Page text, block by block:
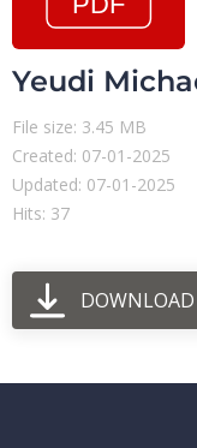
Yeudi
File size: 3.45 MB
Created: 07-01-2025
Updated: 07-01-2025
Hits: 37
DOWNLOAD